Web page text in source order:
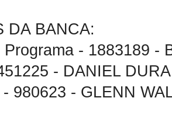
DA BANCA:
Programa - 1883189 -
- DANIEL
980623 - GLENN